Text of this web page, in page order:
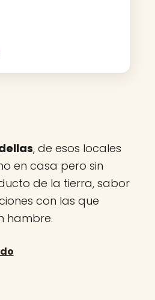
, de esos locales
en casa pero sin
de la tierra, sabor
con las que
hambre.